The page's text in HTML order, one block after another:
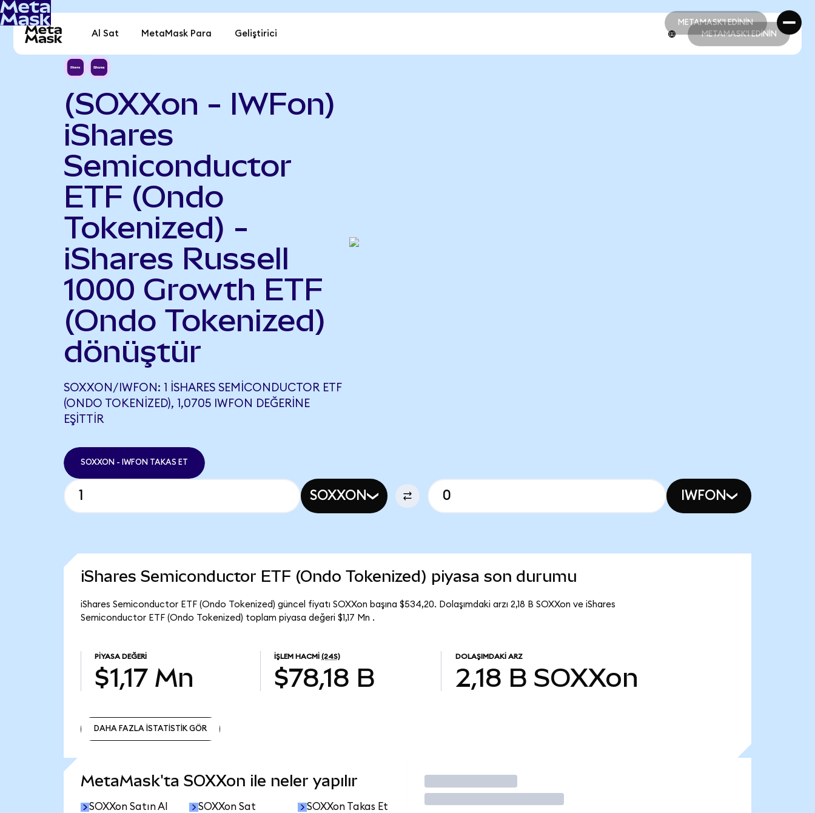
METAMASK'I EDİNİN
METAMASK'I EDİNİN
Al Sat MetaMask Para Geliştirici METAMASK'I EDİNİN
(SOXXon - IWFon)
iShares
Semiconductor
ETF (Ondo
Tokenized) -
iShares Russell
1000 Growth ETF
(Ondo Tokenized)
dönüştür
SOXXON/IWFON: 1 ISHARES SEMICONDUCTOR ETF
(ONDO TOKENIZED), 1,0705 IWFON DEĞERINE
EŞITTIR
SOXXON - IWFON TAKAS ET
SOXXON IWFON
iShares Semiconductor ETF (Ondo Tokenized) piyasa son durumu
iShares Semiconductor ETF (Ondo Tokenized) güncel fiyatı SOXXon başına $534,20. Dolaşımdaki arzı 2,18 B SOXXon ve iShares
Semiconductor ETF (Ondo Tokenized) toplam piyasa değeri $1,17 Mn .
PIYASA DEĞERI
$1,17 Mn
İŞLEM HACMI (24S)
$78,18 B
DOLAŞIMDAKI ARZ
2,18 B SOXXon
DAHA FAZLA İSTATİSTİK GÖR
MetaMask'ta SOXXon ile neler yapılır
SOXXon Satın Al SOXXon Sat SOXXon Takas Et
İşlem Yap